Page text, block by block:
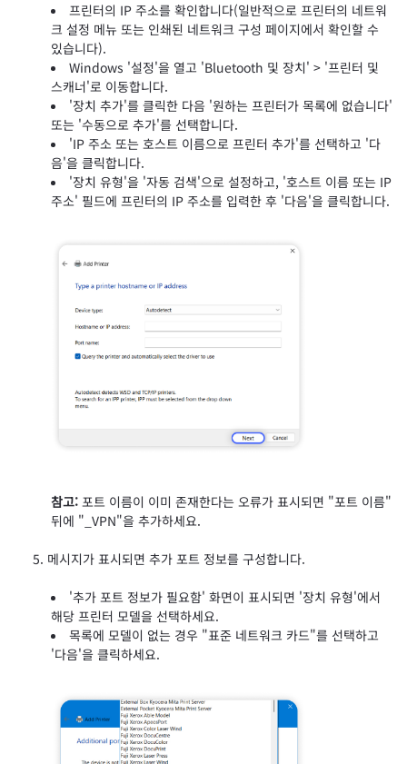
프린터의 IP 주소를 확인합니다(일반적으로 프린터의 네트워
크 설정 메뉴 또는 인쇄된 네트워크 구성 페이지에서 확인할 수
있습니다).
Windows '설정'을 열고 'Bluetooth 및 장치' > '프린터 및
스캐너'로 이동합니다.
'장치 추가'를 클릭한 다음 '원하는 프린터가 목록에 없습니다'
또는 '수동으로 추가'를 선택합니다.
'IP 주소 또는 호스트 이름으로 프린터 추가'를 선택하고 '다
음'을 클릭합니다.
'장치 유형'을 '자동 검색'으로 설정하고, '호스트 이름 또는 IP
주소' 필드에 프린터의 IP 주소를 입력한 후 '다음'을 클릭합니다.
참고: 포트 이름이 이미 존재한다는 오류가 표시되면 "포트 이름"
뒤에 "_VPN"을 추가하세요.
메시지가 표시되면 추가 포트 정보를 구성합니다.
'추가 포트 정보가 필요함' 화면이 표시되면 '장치 유형'에서
해당 프린터 모델을 선택하세요.
목록에 모델이 없는 경우 "표준 네트워크 카드"를 선택하고
'다음'을 클릭하세요.